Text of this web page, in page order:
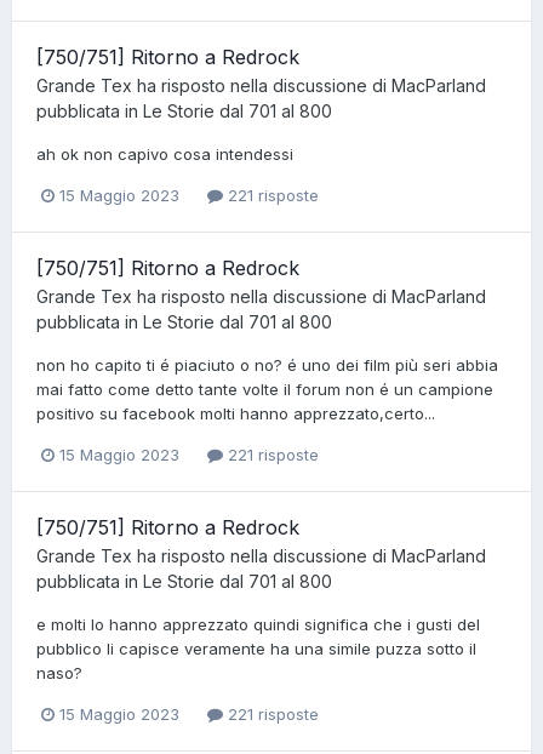
[750/751] Ritorno a Redrock
Grande Tex ha risposto nella discussione di MacParland
pubblicata in Le Storie dal 701 al 800
ah ok non capivo cosa intendessi
15 Maggio 2023 221 risposte
[750/751] Ritorno a Redrock
Grande Tex ha risposto nella discussione di MacParland
pubblicata in Le Storie dal 701 al 800
non ho capito ti é piaciuto o no? é uno dei film più seri abbia
mai fatto come detto tante volte il forum non é un campione
positivo su facebook molti hanno apprezzato,certo...
15 Maggio 2023 221 risposte
[750/751] Ritorno a Redrock
Grande Tex ha risposto nella discussione di MacParland
pubblicata in Le Storie dal 701 al 800
e molti lo hanno apprezzato quindi significa che i gusti del
pubblico li capisce veramente ha una simile puzza sotto il
naso?
15 Maggio 2023 221 risposte